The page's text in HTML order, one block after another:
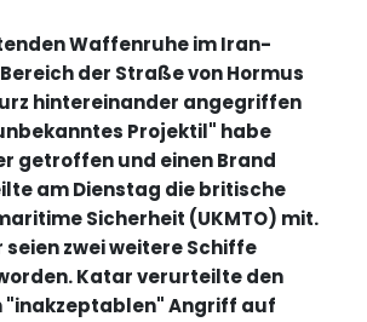
Waffenruhe im Iran-
der Straße von Hormus
hintereinander angegriffen
Projektil" habe
getroffen und einen Brand
am Dienstag die britische
Sicherheit (UKMTO) mit.
zwei weitere Schiffe
Katar verurteilte den
"inakzeptablen" Angriff auf